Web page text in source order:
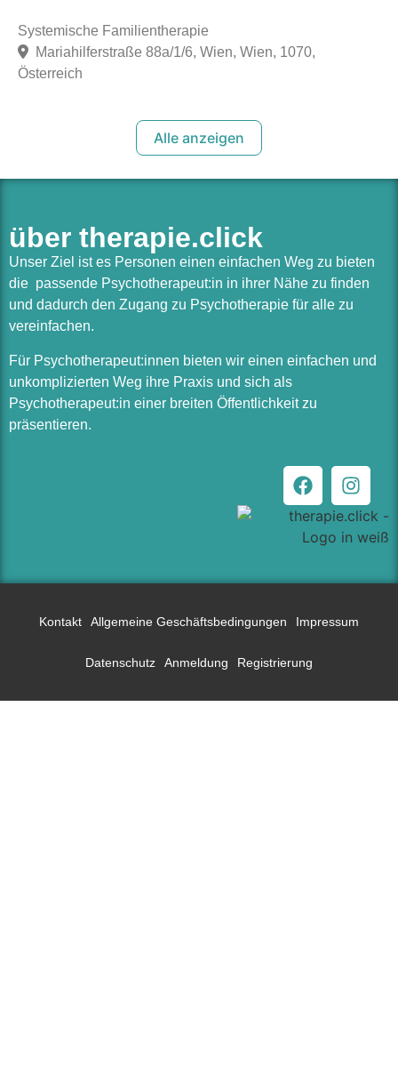
Systemische Familientherapie
Mariahilferstraße 88a/1/6, Wien, Wien, 1070,
Österreich
Alle anzeigen
über therapie.click
Unser Ziel ist es Personen einen einfachen Weg zu bieten
die passende Psychotherapeut:in in ihrer Nähe zu finden
und dadurch den Zugang zu Psychotherapie für alle zu
vereinfachen.
Für Psychotherapeut:innen bieten wir einen einfachen und
unkomplizierten Weg ihre Praxis und sich als
Psychotherapeut:in einer breiten Öffentlichkeit zu
präsentieren.
Kontakt Allgemeine Geschäftsbedingungen Impressum
Datenschutz Anmeldung Registrierung